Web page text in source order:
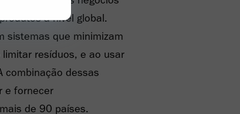
a nível global.
sistemas que minimizam
resíduos, e ao usar
combinação dessas
e fornecer
de 90 países.